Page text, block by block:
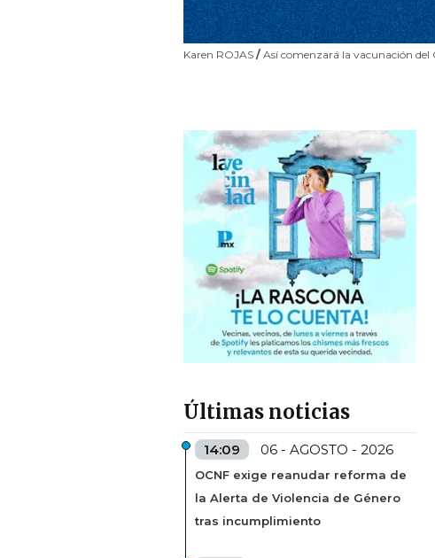
Karen ROJAS / Así comenzará la vacunación del
Últimas noticias
14:09 06 - AGOSTO - 2026
OCNF exige reanudar reforma de
la Alerta de Violencia de Género
tras incumplimiento